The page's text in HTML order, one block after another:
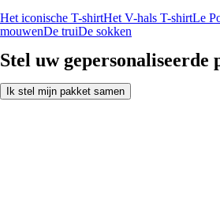
Het iconische T-shirtHet V-hals T-shirtLe
mouwenDe truiDe sokken
Stel uw gepersonaliseerde
Ik stel mijn pakket samen